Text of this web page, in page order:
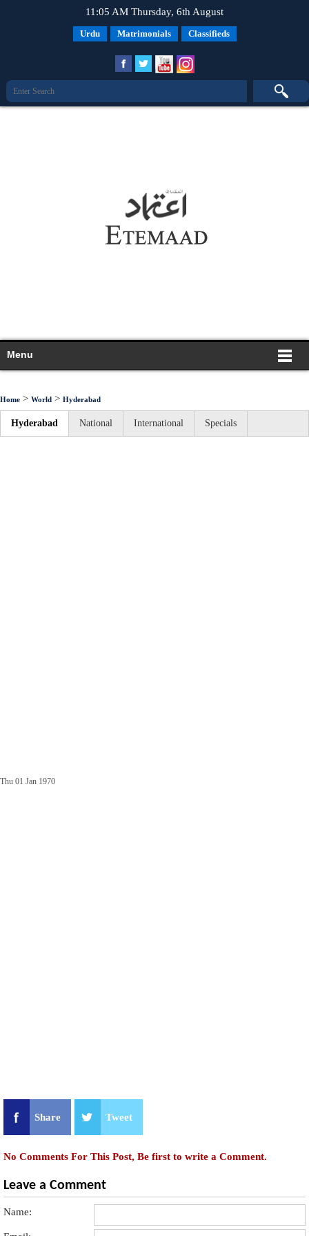
11:05 AM Thursday, 6th August
Urdu Matrimonials Classifieds
Menu
Home > World > Hyderabad
Hyderabad National International Specials
Thu 01 Jan 1970
Share Tweet
No Comments For This Post, Be first to write a Comment.
Leave a Comment
Name: